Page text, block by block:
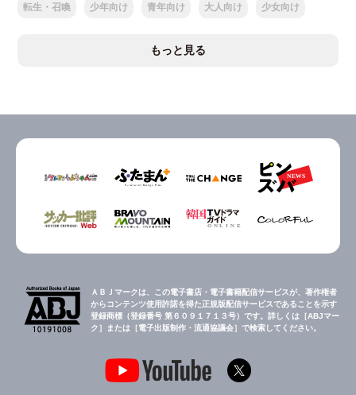
転生・召喚 少年向け 青年向け 大人向け 少女向け
もっと見る
ＡＢＪマークは、この電子書店・電子書籍配信サービスが、著作権者
からコンテンツ使用許諾を得た正規版配信サービスであることを示す
登録商標（登録番号 第６０９１７１３号）です。詳しくは［ABJマー
ク］または［電子出版制作・流通協議会］で検索してください。